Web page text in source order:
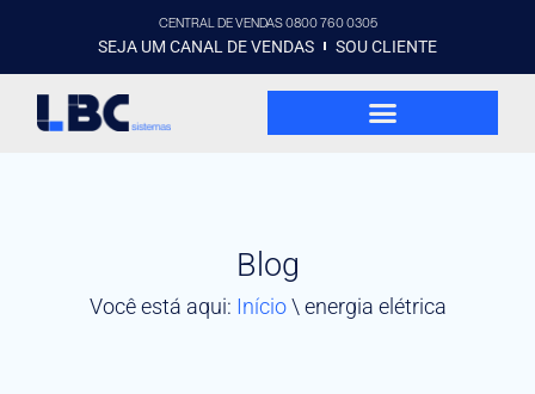
CENTRAL DE VENDAS 0800 760 0305
SEJA UM CANAL DE VENDAS SOU CLIENTE
Blog
Você está aqui: Início\ energia elétrica